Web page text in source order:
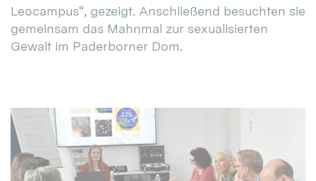
Leocampus“, gezeigt. Anschließend besuchten sie
gemeinsam das Mahnmal zur sexualisierten
Gewalt im Paderborner Dom.